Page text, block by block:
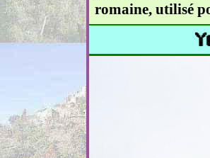
romaine, utilisé